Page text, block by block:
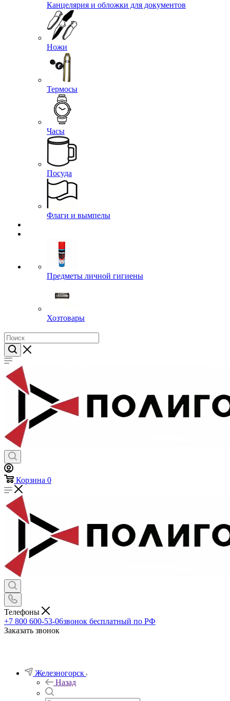
Канцелярия и обложки для документов
Ножи
Термосы
Часы
Посуда
Флаги и вымпелы
Предметы личной гигиены
Хозтовары
Корзина 0
Телефоны
+7 800 600-53-06звонок бесплатный по РФ
Заказать звонок
Железногорск
Назад